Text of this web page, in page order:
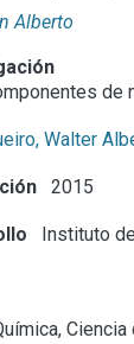
Alberto
de
Walter
2015
Instituto